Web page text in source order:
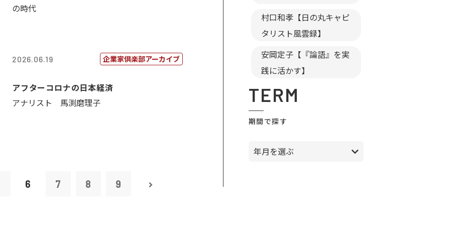
の時代
2026.06.19 企業家倶楽部アーカイブ
アフターコロナの日本経済
アナリスト 馬渕磨理子
6 7 8 9
村口和孝【日の丸キャピ
タリスト風雲録】
安岡定子【『論語』を実
践に活かす】
TERM
期間で探す
年月を選ぶ